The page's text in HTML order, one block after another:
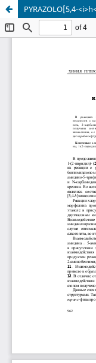
PYRAZOLO[5,4-